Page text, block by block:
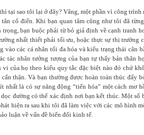
tại sao tôi lại ở đây? Vâng, một phần vì công
tân cổ điển. Khi bạn quan tâm cũng như tôi đã
trọng, bạn buộc phải từ bỏ giả định về cạnh tranh
nhất thiết phải tối ưu, hoặc thực sự thị trường
vào các cá nhân tối đa hóa và kiểu trạng thái cân
tác nhân tưởng tượng của bạn tự thấy bản thân
vi của họ theo kiểu quy tắc đặc biệt nào đó chứ
cẩn thận. Và bạn thường được hoàn toàn thúc
nhất là có sự năng động “tiến hóa” một cách mơ
đường có thể xác định nơi bạn kết thúc. Một
hiện ra sau khi tôi đã làm việc với các mô hình
luận về vấn đề biến đổi kinh tế.